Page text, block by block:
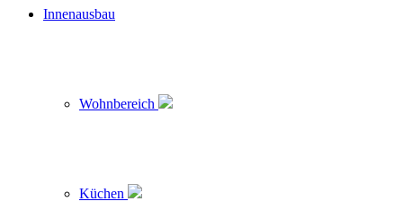
Innenausbau
Wohnbereich
Küchen